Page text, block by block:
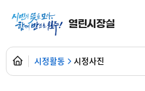
열린시장실
시정활동 시정사진